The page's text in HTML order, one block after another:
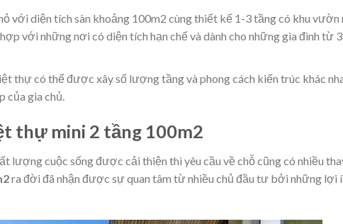
với diện tích sàn khoảng 100m2 cùng thiết kế 1-3 tầng có khu vườn
với những nơi có diện tích hạn chế và dành cho những gia đình từ
thự có thể được xây số lượng tầng và phong cách kiến trúc khác
của gia chủ.
thự mini 2 tầng 100m2
lượng cuộc sống được cải thiện thì yêu cầu về chỗ cũng có nhiều
ra đời đã nhận được sự quan tâm từ nhiều chủ đầu tư bởi những lợi